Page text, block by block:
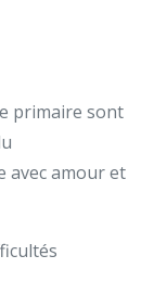
primaire sont
avec amour et